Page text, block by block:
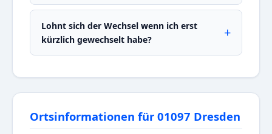
Lohnt sich der Wechsel wenn ich erst
kürzlich gewechselt habe?
Ortsinformationen für 01097 Dresden